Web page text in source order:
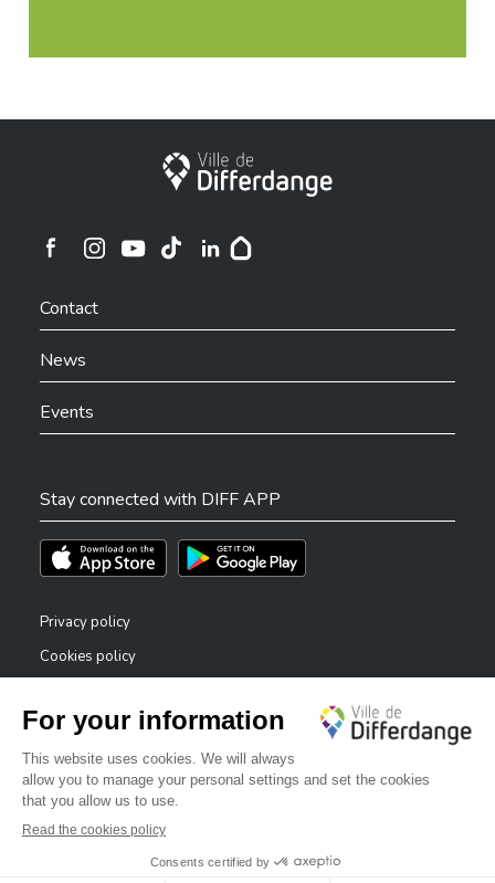
City of Differdange
Ville de Differdange sur Instagram
Contact
News
Events
Stay connected with DIFF APP
Téléchargez l'app sur l'App StoreTéléchargez l'app sur Play Store
Privacy policy
Cookies policy
Accessibility statement
Reporting system — whistleblowers
©2026 All rights reserved . City of Differdange
✕
Bonjour, comment puis-je vous aider ?